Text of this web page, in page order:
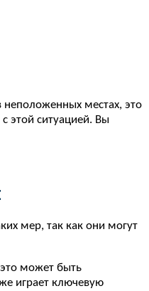
неположенных местах, это
этой ситуацией. Вы
мер, так как они могут
может быть
играет ключевую